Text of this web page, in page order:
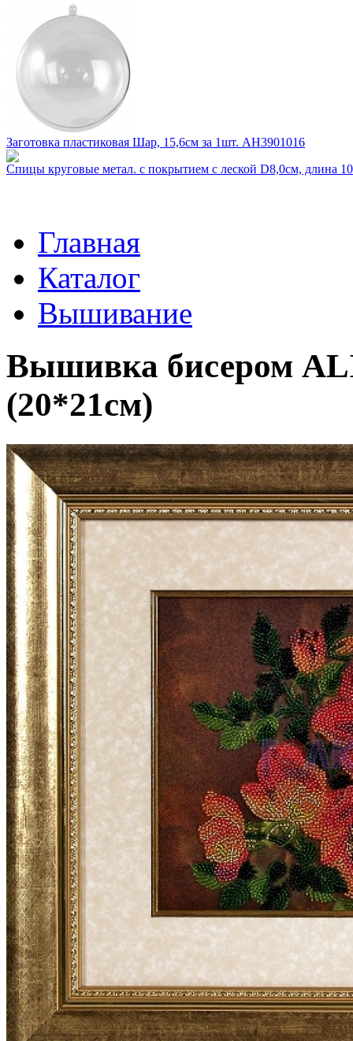
Заготовка пластиковая Шар, 15,6см за 1шт. АН3901016
Спицы круговые метал. с покрытием с леской D8,0см, длина
Главная
Каталог
Вышивание
Вышивка бисером
(20*21см)